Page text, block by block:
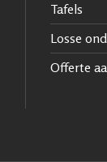
Tafels
Losse
Offerte